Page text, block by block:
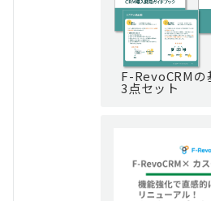
F-RevoCRMの
3点セット